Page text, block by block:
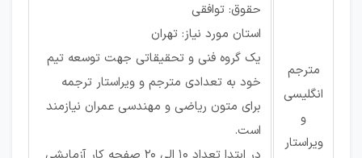
مترجم
انگلیسی
و
ویراستار
حقوق: توافقی
استان مورد نیاز: تهران
یک گروه فنی و تحقیقاتی جهت توسعه تیم
خود به تعدادی مترجم و ویراستار ترجمه
برای متون ریاضی و مهندسی عمران نیازمند
است.